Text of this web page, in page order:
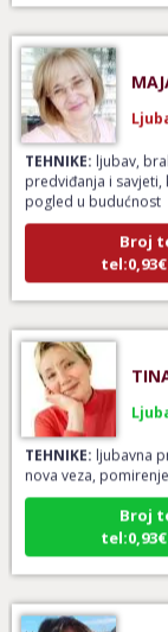
TEHNIKE:ljubav,
predviđanja i
pogled u budućnost
Broj
TEHNIKE:ljubavna
nova veza, pomirenje
Broj